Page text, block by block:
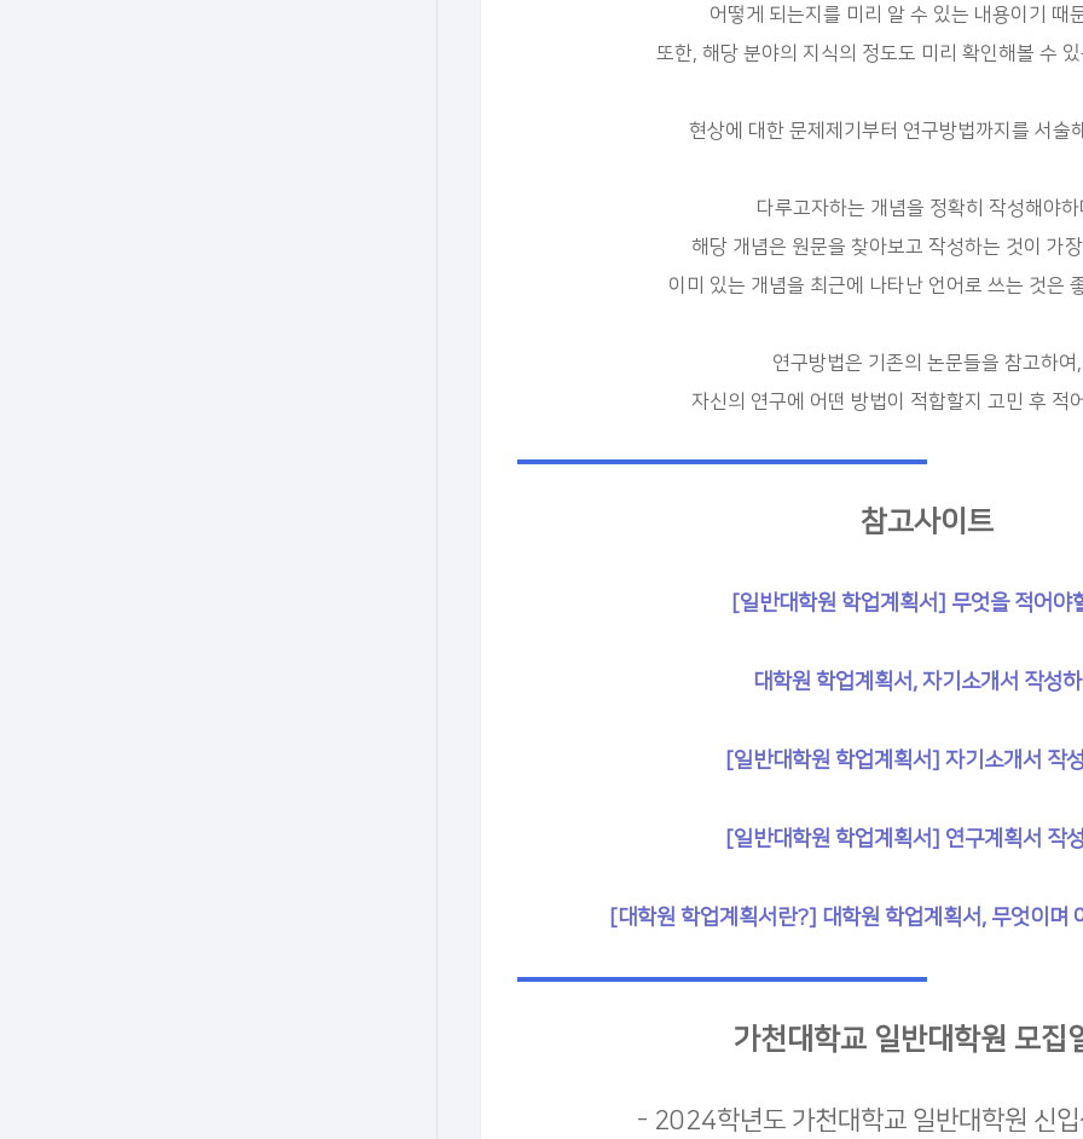
어떻게 되는지를 미리 알 수 있는 내용이기 때
또한, 해당 분야의 지식의 정도도 미리 확인해볼 수
현상에 대한 문제제기부터 연구방법까지를 서술
다루고자하는 개념을 정확히 작성해야
해당 개념은 원문을 찾아보고 작성하는 것이 가
이미 있는 개념을 최근에 나타난 언어로 쓰는 것은
연구방법은 기존의 논문들을 참고하여,
자신의 연구에 어떤 방법이 적합할지 고민 후 적
참고사이트
[일반대학원 학업계획서] 무엇을 적어야
대학원 학업계획서, 자기소개서 작성
[일반대학원 학업계획서] 자기소개서 작
[일반대학원 학업계획서] 연구계획서 작
[대학원 학업계획서란?] 대학원 학업계획서, 무엇이며
가천대학교 일반대학원 모집
- 2024학년도 가천대학교 일반대학원 신